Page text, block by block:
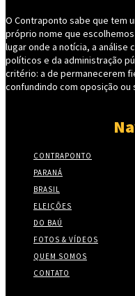
O Contraponto sabe que tem
próprio nome que
lugar onde a notícia, a
políticos e da administração
critério: a de permanecerem
confundindo com oposição ou
CONTRAPONTO
PARANÁ
BRASIL
ELEIÇÕES
DO BAÚ
FOTOS & VÍDEOS
QUEM SOMOS
CONTATO